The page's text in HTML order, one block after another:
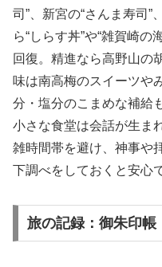
司”、新宮の“さんま寿司”
ら“しらす丼”や“雑賀崎
回復。精進なら高野山の
味は南高梅のスイーツや
分・塩分のこまめな補給
小さな食堂は会話が生ま
雑時間帯を避け、神事や
下調べをしておくと安心
旅の記録：御朱印帳